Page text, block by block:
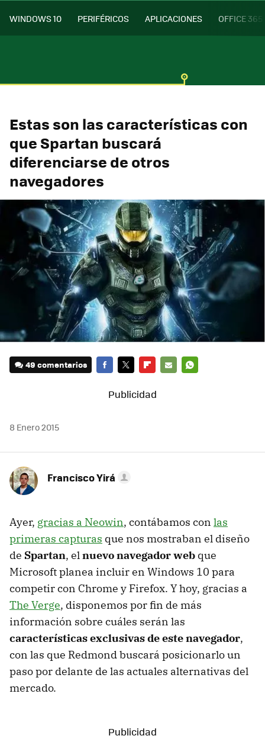
WINDOWS 10 PERIFÉRICOS APLICACIONES OFFICE 365
Estas son las características con
que Spartan buscará
diferenciarse de otros
navegadores
49 comentarios
8 Enero 2015
Francisco Yirá
Ayer, gracias a Neowin, contábamos con las
primeras capturas que nos mostraban el diseño
de Spartan, elnuevo navegador web que
Microsoft planea incluir en Windows 10 para
competir con Chrome y Firefox. Y hoy, gracias a
The Verge, disponemos por fin de más
información sobre cuáles serán las
características exclusivas de este navegador,
con las que Redmond buscará posicionarlo un
paso por delante de las actuales alternativas del
mercado.